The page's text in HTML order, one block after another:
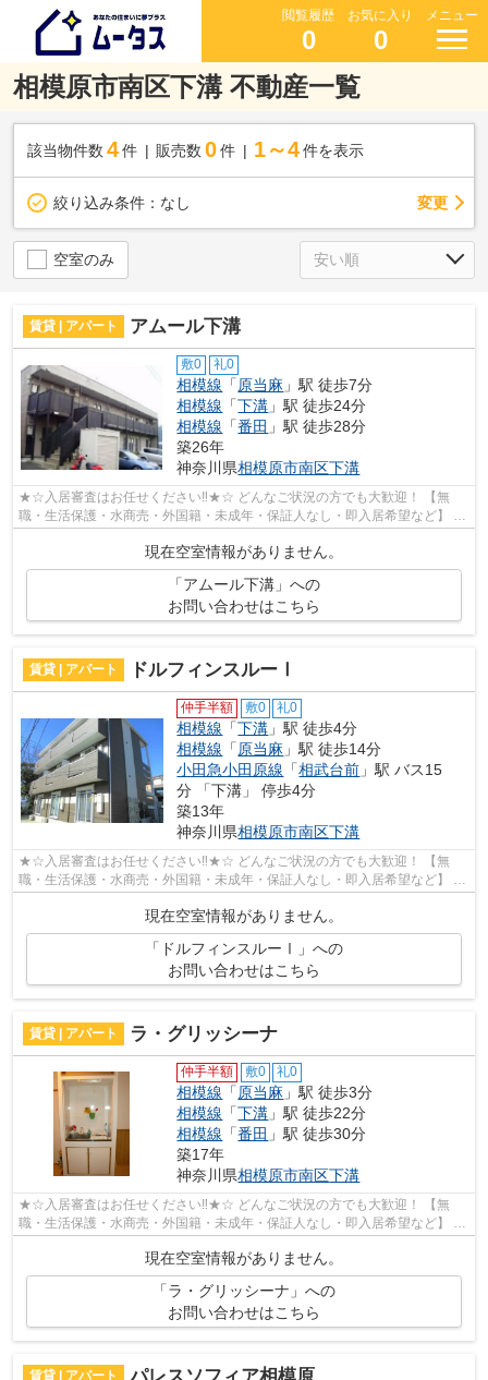
閲覧履歴
0
お気に入り
0
メニュー
相模原市南区下溝 不動産一覧
該当物件数 4件 販売数 0 件 1～4 件を表示
絞り込み条件： なし 変更
空室のみ
賃貸 | アパート アムール下溝
敷0 礼0
相模線 「原当麻 」駅 徒歩7分
相模線 「下溝 」駅 徒歩24分
相模線 「番田 」駅 徒歩28分
築26年
神奈川県相模原市南区下溝
★☆入居審査はお任せください‼★☆ どんなご状況の方でも大歓迎！ 【無
職・生活保護・水商売・外国籍・未成年・保証人なし・即入居希望など】 ネ
現在空室情報がありません。
「アムール下溝」への
お問い合わせはこちら
賃貸 | アパート ドルフィンスルーⅠ
仲手半額 敷0 礼0
相模線 「下溝 」駅 徒歩4分
相模線 「 原当麻 」駅 徒歩14分
小田急小田原線 「相武台前 」駅 バス15
分 「下溝」 停歩4分
築13年
神奈川県相模原市南区下溝
★☆入居審査はお任せください‼★☆ どんなご状況の方でも大歓迎！ 【無
職・生活保護・水商売・外国籍・未成年・保証人なし・即入居希望など】 ネ
現在空室情報がありません。
「ドルフィンスルーⅠ」への
お問い合わせはこちら
賃貸 | アパート ラ・グリッシーナ
仲手半額 敷0 礼0
相模線 「原当麻 」駅 徒歩3分
相模線 「下溝 」駅 徒歩22分
相模線 「番田 」駅 徒歩30分
築17年
神奈川県相模原市南区下溝
★☆入居審査はお任せください‼★☆ どんなご状況の方でも大歓迎！ 【無
職・生活保護・水商売・外国籍・未成年・保証人なし・即入居希望など】 ネ
ット非公開の物件からもお探し致します‼ ...
現在空室情報がありません。
「ラ・グリッシーナ」への
お問い合わせはこちら
賃貸 | アパート